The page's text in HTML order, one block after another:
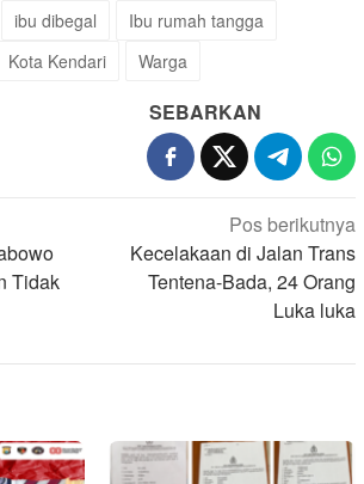
ibu dibegal
Ibu rumah tangga
Kota Kendari Warga
SEBARKAN
Tidak
Pos berikutnya
Kecelakaan di Jalan Trans
Tentena-Bada, 24 Orang
Luka luka